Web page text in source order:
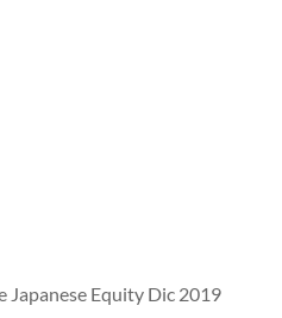
Japanese Equity Dic 2019